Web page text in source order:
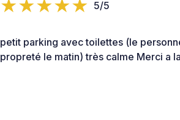
5/5
petit parking avec toilettes (le
propreté le matin) très calme Merci a